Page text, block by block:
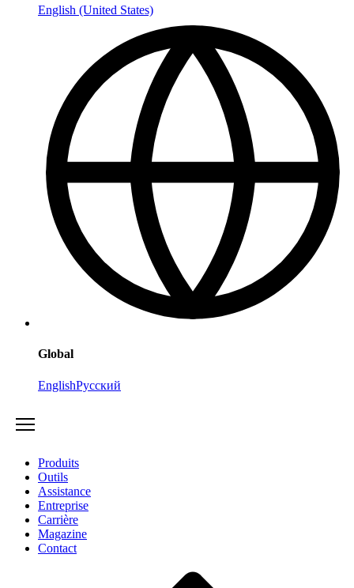
English (United States)
Global
EnglishРусский
Produits
Outils
Assistance
Entreprise
Carrière
Magazine
Contact